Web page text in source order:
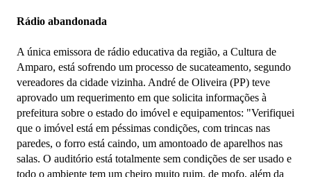
Rádio abandonada
A única emissora de rádio educativa da região, a Cultura de
Amparo, está sofrendo um processo de sucateamento, segundo
vereadores da cidade vizinha. André de Oliveira (PP) teve
aprovado um requerimento em que solicita informações à
prefeitura sobre o estado do imóvel e equipamentos: "Verifiquei
que o imóvel está em péssimas condições, com trincas nas
paredes, o forro está caindo, um amontoado de aparelhos nas
salas. O auditório está totalmente sem condições de ser usado e
todo o ambiente tem um cheiro muito ruim, de mofo, além da